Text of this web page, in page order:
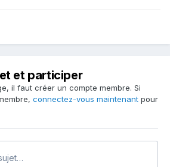
et participer
il faut créer un compte membre. Si
connectez-vous maintenant pour